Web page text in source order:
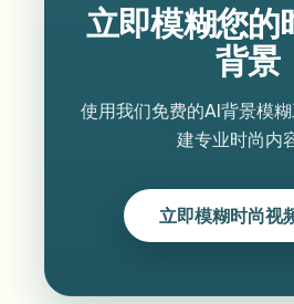
立即模糊您的
背景
使用我们免费的AI背景模
建专业时尚内
立即模糊时尚视